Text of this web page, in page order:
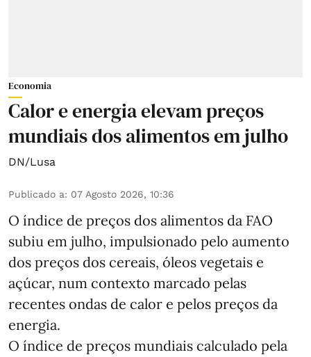
Economia
Calor e energia elevam preços
mundiais dos alimentos em julho
DN/Lusa
Publicado a: 07 Agosto 2026, 10:36
O índice de preços dos alimentos da FAO
subiu em julho, impulsionado pelo aumento
dos preços dos cereais, óleos vegetais e
açúcar, num contexto marcado pelas
recentes ondas de calor e pelos preços da
energia.
O índice de preços mundiais calculado pela